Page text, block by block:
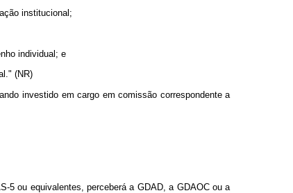
institucional;
individual; e
(NR)
investido em cargo em comissão correspondente a
5 ou equivalentes, perceberá a GDAD, a GDAOC ou a